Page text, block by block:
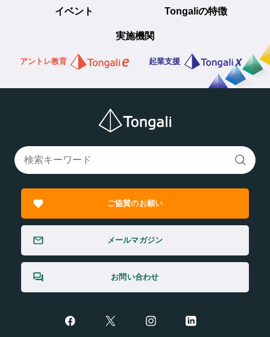
イベント Tongaliの特徴
実施機関
アントレ教育 起業支援
ご協賛のお願い
メールマガジン
お問い合わせ